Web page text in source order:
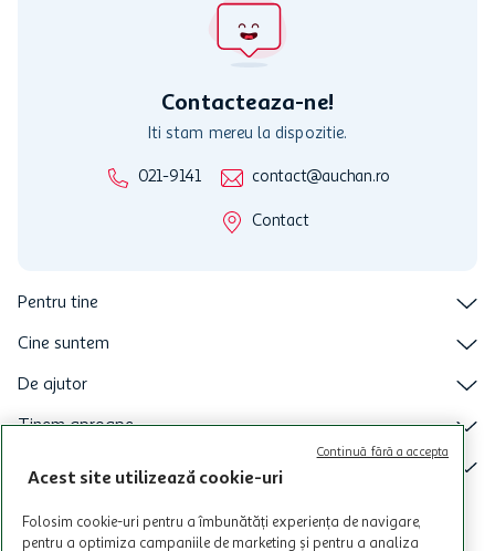
activitati in afara celor mentionate in Termene si Conditii. Auchan
nu raspunde pentru imposibilitatea utilizarii Cardului in perioada in
care aceste este suspendat sau in perioada in care sunt efectuate
Contacteaza-ne!
Iti stam mereu la dispozitie.
021-9141 contact@auchan.ro
Contact
Pentru tine
Cine suntem
De ajutor
Tinem aproape
Categorii principale
Intra acum in aplicatia Auchan
Acest site utilizează cookie-uri
Folosim cookie-uri pentru a îmbunătăți experiența de navigare,
pentru a optimiza campaniile de marketing și pentru a analiza
Continuă fără a accepta